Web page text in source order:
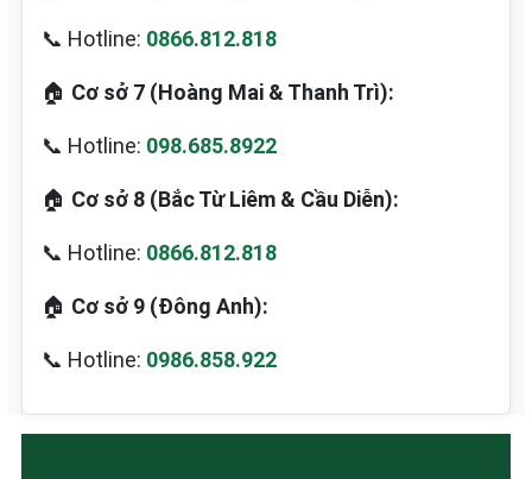
📞 Hotline: 0866.812.818
🏠 Cơ sở 7 (Hoàng Mai & Thanh Trì):
📞 Hotline: 098.685.8922
🏠 Cơ sở 8 (Bắc Từ Liêm & Cầu Diễn):
📞 Hotline: 0866.812.818
🏠 Cơ sở 9 (Đông Anh):
📞 Hotline: 0986.858.922